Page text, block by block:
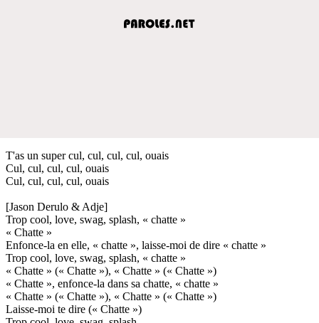
T'as un super cul, cul, cul, cul, ouais
Cul, cul, cul, cul, ouais
Cul, cul, cul, cul, ouais
[Jason Derulo & Adje]
Trop cool, love, swag, splash, « chatte »
« Chatte »
Enfonce-la en elle, « chatte », laisse-moi de dire « chatte »
Trop cool, love, swag, splash, « chatte »
« Chatte » (« Chatte »), « Chatte » (« Chatte »)
« Chatte », enfonce-la dans sa chatte, « chatte »
« Chatte » (« Chatte »), « Chatte » (« Chatte »)
Laisse-moi te dire (« Chatte »)